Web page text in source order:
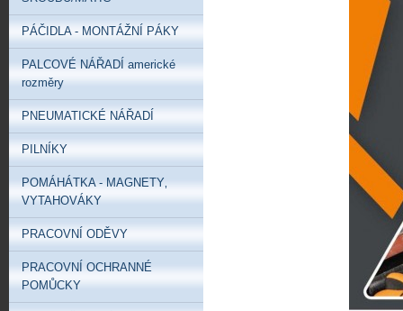
PÁČIDLA - MONTÁŽNÍ PÁKY
PALCOVÉ NÁŘADÍ americké
rozměry
PNEUMATICKÉ NÁŘADÍ
PILNÍKY
POMÁHÁTKA - MAGNETY‚
VYTAHOVÁKY
PRACOVNÍ ODĚVY
PRACOVNÍ OCHRANNÉ
POMŮCKY